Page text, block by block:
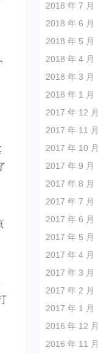
2018 年 7 月
2018 年 6 月
2018 年 5 月
2018 年 4 月
2018 年 3 月
2018 年 1 月
2017 年 12 月
2017 年 11 月
2017 年 10 月
2017 年 9 月
2017 年 8 月
2017 年 7 月
2017 年 6 月
2017 年 5 月
2017 年 4 月
2017 年 3 月
2017 年 2 月
2017 年 1 月
2016 年 12 月
2016 年 11 月